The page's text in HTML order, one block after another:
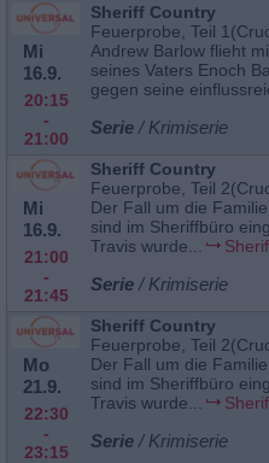
Mi
16.9.
20:15
-
21:00
Sheriff Country
Feuerprobe, Teil
Andrew Barlow flieht
seines Vaters Enoch
gegen seine
Serie / Krimiserie
Mi
16.9.
21:00
-
21:45
Sheriff Country
Feuerprobe, Teil
Der Fall um die
sind im Sheriffbüro
Travis wurde...
Serie / Krimiserie
Mo
21.9.
22:30
-
23:15
Sheriff Country
Feuerprobe, Teil
Der Fall um die
sind im Sheriffbüro
Travis wurde...
Serie / Krimiserie